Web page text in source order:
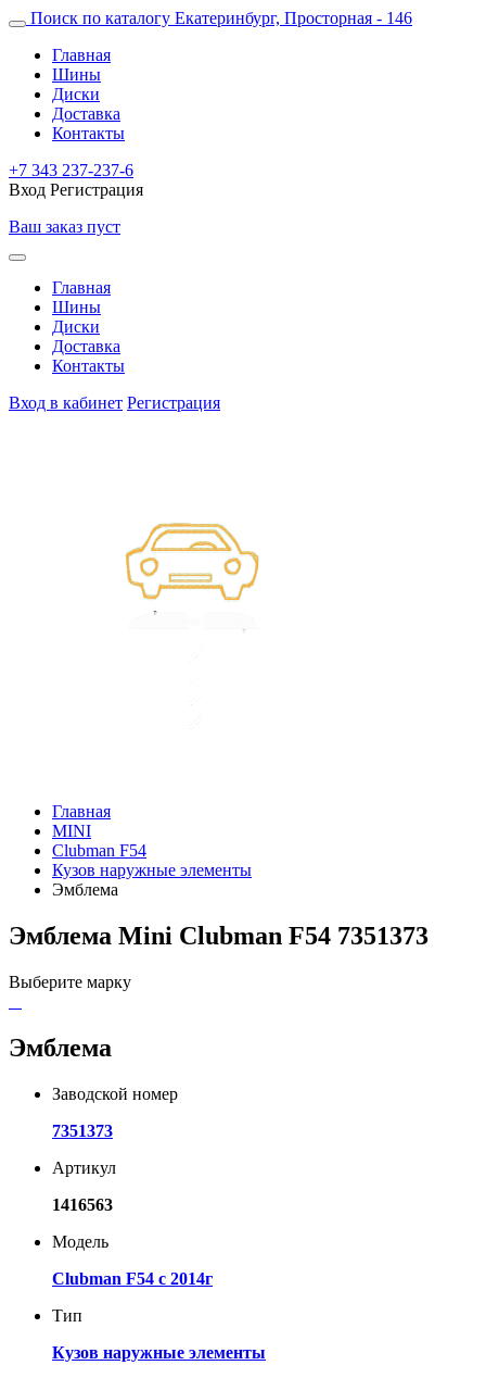
Поиск по каталогу Екатеринбург, Просторная - 146
Главная
Шины
Диски
Доставка
Контакты
+7 343 237-237-6
Вход Регистрация
Ваш заказ пуст
Главная
Шины
Диски
Доставка
Контакты
Вход в кабинет Регистрация
Главная
MINI
Clubman F54
Кузов наружные элементы
Эмблема
Эмблема Mini Clubman F54 7351373
Выберите марку
Эмблема
Заводской номер
7351373
Артикул
1416563
Модель
Clubman F54 с 2014г
Тип
Кузов наружные элементы